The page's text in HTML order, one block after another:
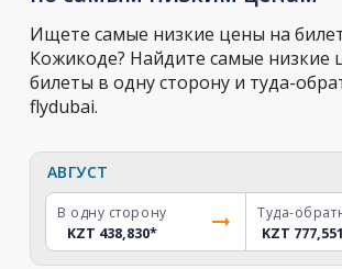
Ищете самые низкие цены на
Кожикоде? Найдите самые низкие
билеты в одну сторону и туда-
flydubai.
АВГУСТ
В одну сторону
KZT 438,830*
Туда-
KZT 777,551